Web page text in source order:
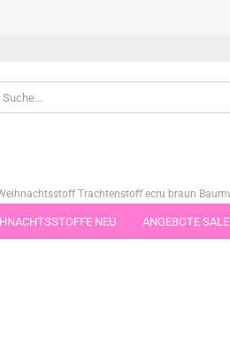
NEU ANGEBOTE SALE
Trachtenstoff ecru braun
in dieser Kategorie